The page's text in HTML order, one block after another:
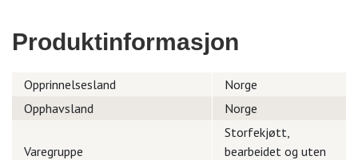
Produktinformasjon
Opprinnelsesland
Norge
Opphavsland
Norge
Varegruppe
Storfekjøtt,
bearbeidet og uten